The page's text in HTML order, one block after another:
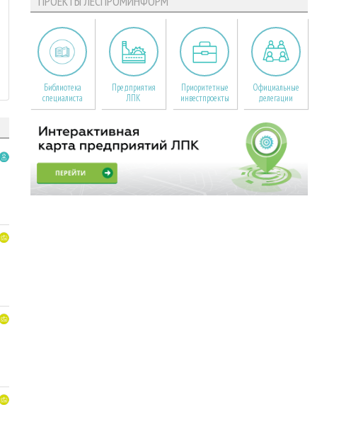
Библиотека
специалиста
Предприятия
ЛПК
Приоритетные
инвестпроекты
Официальные
делегации